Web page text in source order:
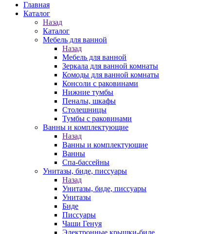
Главная
Каталог
Назад
Каталог
Мебель для ванной
Назад
Мебель для ванной
Зеркала для ванной комнаты
Комоды для ванной комнаты
Консоли с раковинами
Нижние тумбы
Пеналы, шкафы
Столешницы
Тумбы с раковинами
Ванны и комплектующие
Назад
Ванны и комплектующие
Ванны
Спа-бассейны
Унитазы, биде, писсуары
Назад
Унитазы, биде, писсуары
Унитазы
Биде
Писсуары
Чаши Генуя
Электронные крышки-биде